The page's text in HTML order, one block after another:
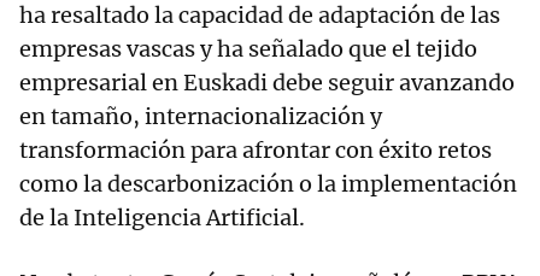
ha resaltado la capacidad de adaptación de las
empresas vascas y ha señalado que el tejido
empresarial en Euskadi debe seguir avanzando
en tamaño, internacionalización y
transformación para afrontar con éxito retos
como la descarbonización o la implementación
de la Inteligencia Artificial.